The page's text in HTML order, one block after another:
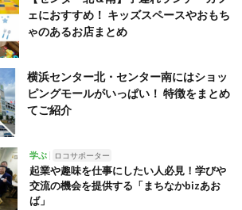
ェにおすすめ！ キッズスペースやおもち
ゃのあるお店まとめ
横浜センター北・センター南にはショッ
ピングモールがいっぱい！ 特徴をまとめ
てご紹介
学ぶ ロコサポーター
起業や趣味を仕事にしたい人必見！学びや
交流の機会を提供する「まちなかbizあお
ば」